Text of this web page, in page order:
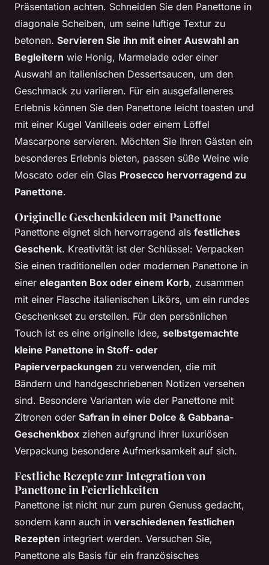
Präsentation achten. Schneiden Sie den Panettone in
diagonale Scheiben, um seine luftige Textur zu
betonen. Servieren Sie ihn mit einer Auswahl an
Begleitern wie Honig, Marmelade oder einer
Auswahl an italienischen Dessertsaucen, um den
Geschmack zu variieren. Für ein ausgefalleneres
Erlebnis können Sie den Panettone leicht toasten und
mit einer Kugel Vanilleeis oder einem Löffel
Mascarpone servieren. Möchten Sie Ihren Gästen ein
besonderes Erlebnis bieten, passen süße Weine wie
Moscato oder ein Glas Prosecco hervorragend zu
Panettone.
Originelle Geschenkideen mit Panettone
Panettone eignet sich hervorragend als festliches
Geschenk. Kreativität ist der Schlüssel: Verpacken
Sie einen traditionellen oder modernen Panettone in
einer eleganten Box oder einem Korb, zusammen
mit einer Flasche italienischen Likörs, um ein rundes
Geschenkset zu erstellen. Für den persönlichen
Touch ist es eine originelle Idee, selbstgemachte
kleine Panettone in Stoff- oder
Papierverpackungen zu verwenden, die mit
Bändern und handgeschriebenen Notizen versehen
sind. Besondere Varianten wie der Panettone mit
Zitronen oder Safran in einer Dolce & Gabbana-
Geschenkbox ziehen aufgrund ihrer luxuriösen
Verpackung besondere Aufmerksamkeit auf sich.
Festliche Rezepte zur Integration von
Panettone in Feierlichkeiten
Panettone ist nicht nur zum puren Genuss gedacht,
sondern kann auch in verschiedenen festlichen
Rezepten integriert werden. Versuchen Sie,
Panettone als Basis für ein französisches